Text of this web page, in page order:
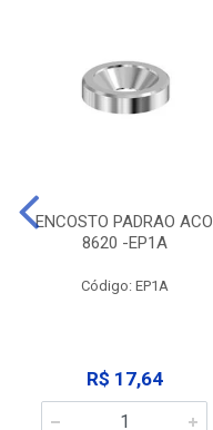
ENCOSTO PADRAO ACO
8620 -EP1A
Código: EP1A
R$ 17,64